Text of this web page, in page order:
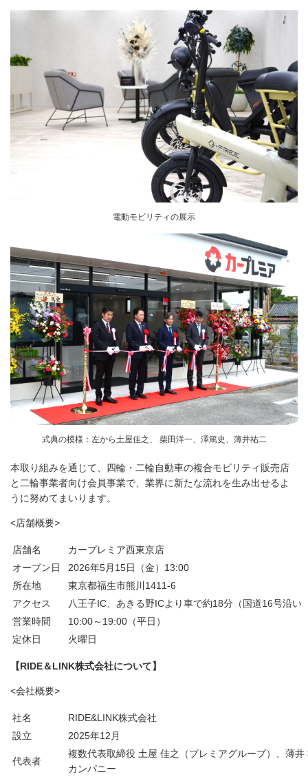
電動モビリティの展示
式典の模様：左から土屋佳之、 柴田洋一、澤篤史、薄井祐二
本取り組みを通じて、四輪・二輪自動車の複合モビリティ販売店
と二輪事業者向け会員事業で、業界に新たな流れを生み出せるよ
うに努めてまいります。
<店舗概要>
店舗名
カープレミア西東京店
オープン日
2026年5月15日（金）13:00
所在地
東京都福生市熊川1411-6
アクセス
八王子IC、あきる野ICより車で約18分（国道16号沿い
営業時間
10:00～19:00（平日）
定休日
火曜日
【RIDE＆LINK株式会社について】
<会社概要>
社名
RIDE&LINK株式会社
設立
2025年12月
代表者
複数代表取締役 土屋 佳之（プレミアグループ）、薄
カンパニー